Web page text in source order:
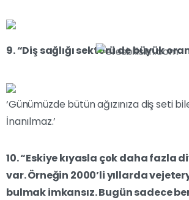
9. “Diş sağlığı sektörü de büyük
‘Günümüzde bütün ağızınıza diş seti
İnanılmaz.’
10. “Eskiye kıyasla çok daha fazla
var. Örneğin 2000’li yıllarda
bulmak imkansız. Bugün sadece